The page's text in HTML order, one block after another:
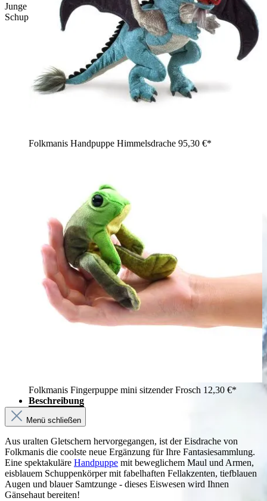
Junge hält Folkmanis Handpuppe Eisdrache mit blau-silbernem
Schuppenmuster, weißer Mähne und beweglichem Maul
Folkmanis Handpuppe Himmelsdrache 95,30 €*
Folkmanis Fingerpuppe mini sitzender Frosch 12,30 €*
Beschreibung
Menü schließen
Aus uralten Gletschern hervorgegangen, ist der Eisdrache von
Folkmanis die coolste neue Ergänzung für Ihre Fantasiesammlung.
Eine spektakuläre Handpuppe mit beweglichem Maul und Armen,
eisblauem Schuppenkörper mit fabelhaften Fellakzenten, tiefblauen
Augen und blauer Samtzunge - dieses Eiswesen wird Ihnen
Gänsehaut bereiten!